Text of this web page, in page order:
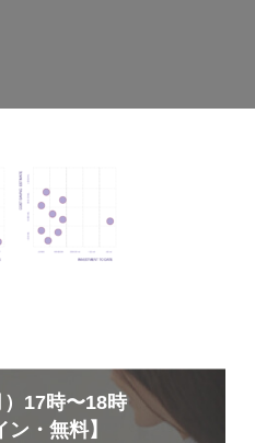
17時〜18時
・無料】